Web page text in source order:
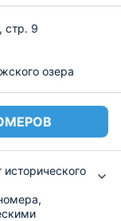
стр. 9
озера